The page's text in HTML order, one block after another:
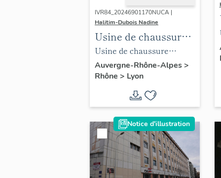
IVR84_20246901170NUCA |
Halitim-Dubois Nadine
Usine de chaussure
Neyron, Lyon 3e
Usine de chaussure
Neyron, Lyon 3e
Auvergne-Rhône-Alpes>
Rhône > Lyon
Notice d'illustration